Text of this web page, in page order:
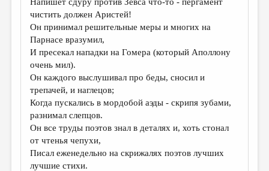
чистить должен Аристей!
Он принимал решительные меры и многих на
Парнасе вразумил,
И пресекал нападки на Гомера (который Аполлону
очень мил).
Он каждого выслушивал про беды, сносил и
трепачей, и наглецов;
Когда пускались в мордобой аэды - скрипя зубами,
разнимал слепцов.
Он все труды поэтов знал в деталях и, хоть стонал
от чтенья чепухи,
Писал еженедельно на скрижалях поэтов лучших
лучшие стихи.